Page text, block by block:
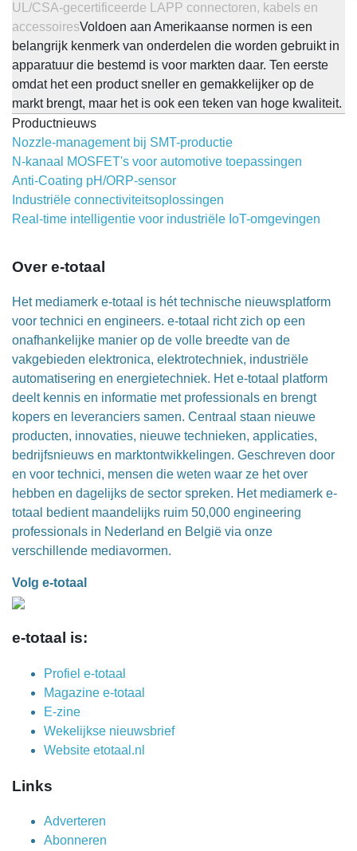
UL/CSA-gecertificeerde LAPP connectoren, kabels en
accessoiresVoldoen aan Amerikaanse normen is een
belangrijk kenmerk van onderdelen die worden gebruikt in
apparatuur die bestemd is voor markten daar. Ten eerste
omdat het een product sneller en gemakkelijker op de
markt brengt, maar het is ook een teken van hoge kwaliteit.
Productnieuws
Nozzle-management bij SMT-productie
N-kanaal MOSFET's voor automotive toepassingen
Anti-Coating pH/ORP-sensor
Industriële connectiviteitsoplossingen
Real-time intelligentie voor industriële IoT-omgevingen
Over e-totaal
Het mediamerk e-totaal is hét technische nieuwsplatform
voor technici en engineers. e-totaal richt zich op een
onafhankelijke manier op de volle breedte van de
vakgebieden elektronica, elektrotechniek, industriële
automatisering en energietechniek. Het e-totaal platform
deelt kennis en informatie met professionals en brengt
kopers en leveranciers samen. Centraal staan nieuwe
producten, innovaties, nieuwe technieken, applicaties,
bedrijfsnieuws en marktontwikkelingen. Geschreven door
en voor technici, mensen die weten waar ze het over
hebben en dagelijks de sector spreken. Het mediamerk e-
totaal bedient maandelijks ruim 50,000 engineering
professionals in Nederland en België via onze
verschillende mediavormen.
Volg e-totaal
e-totaal is:
Profiel e-totaal
Magazine e-totaal
E-zine
Wekelijkse nieuwsbrief
Website etotaal.nl
Links
Adverteren
Abonneren